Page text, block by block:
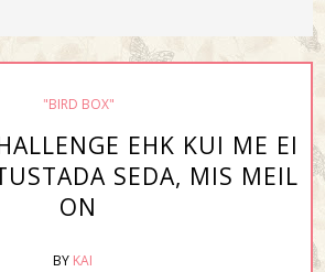
"BIRD BOX"
EHK KUI ME EI
SEDA, MIS MEIL
ON
BY KAI